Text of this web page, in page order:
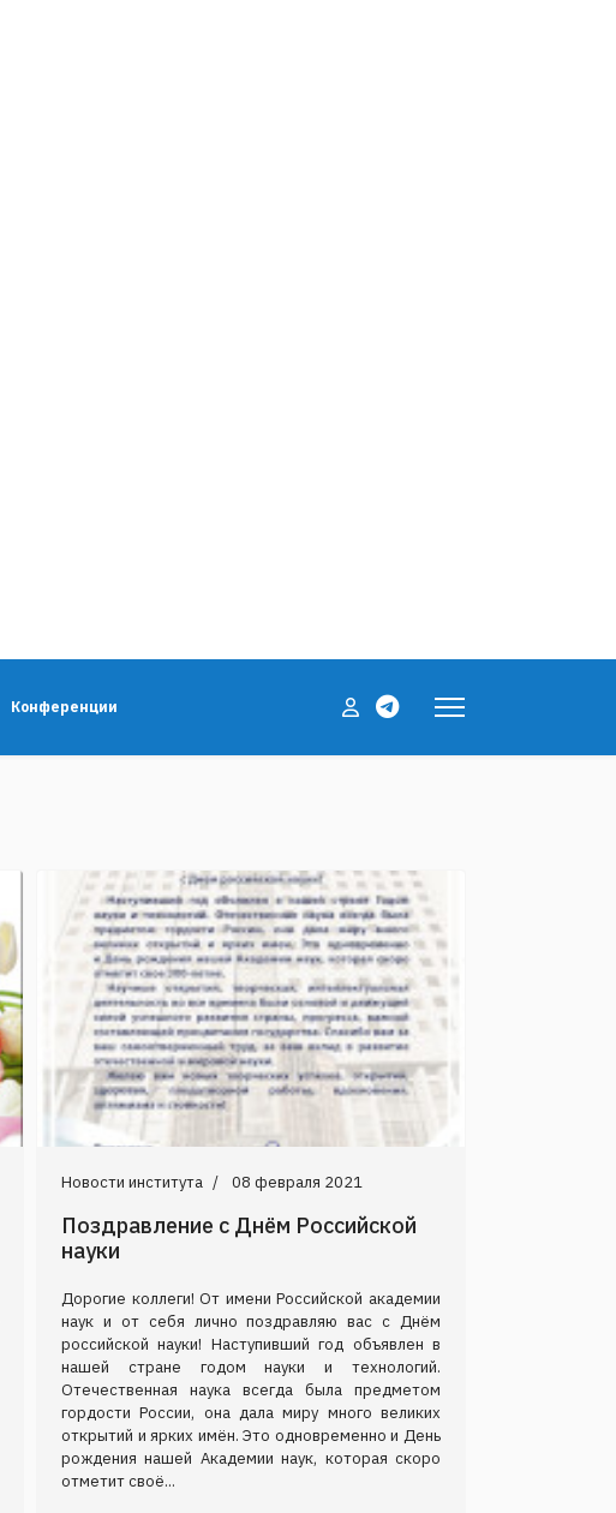
Конференции
Новости института 08 февраля 2021
Поздравление с Днём Российской
науки
Дорогие коллеги! От имени Российской академии
наук и от себя лично поздравляю вас с Днём
российской науки! Наступивший год объявлен в
нашей стране годом науки и технологий.
Отечественная наука всегда была предметом
гордости России, она дала миру много великих
открытий и ярких имён. Это одновременно и День
рождения нашей Академии наук, которая скоро
отметит своё...